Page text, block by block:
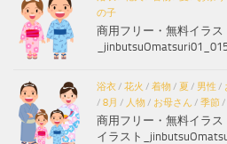
の子
商用フリー・無料イラ
浴衣/ 花火 / 着物/ 夏 / 男性 /
/ 8月 / 人物/ お母さん / 季節/
商用フリー・無料イラ
イラスト